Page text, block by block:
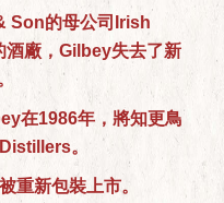
Son的母公司Irish
廠，Gilbey失去了新
在1986年，將知更鳥
。
重新包裝上市。